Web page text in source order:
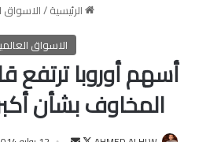
الرئيسية/الاسواق
الاسواق
أسهم أوروبا ترتفع
المخاوف بشأن